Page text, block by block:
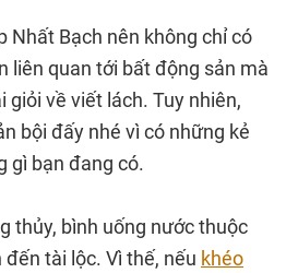
Nhất Bạch nên không chỉ có
liên quan tới bất động sản mà
giỏi về viết lách. Tuy nhiên,
bội đấy nhé vì có những kẻ
gì bạn đang có.
thủy, bình uống nước thuộc
tài lộc. Vì thế, nếu khéo